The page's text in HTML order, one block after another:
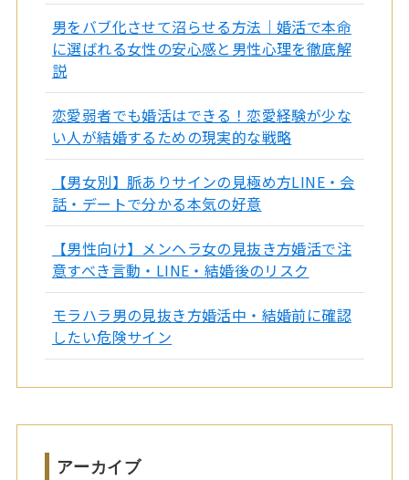
男をバブ化させて沼らせる方法｜婚活で本命
に選ばれる女性の安心感と男性心理を徹底解
説
恋愛弱者でも婚活はできる！恋愛経験が少な
い人が結婚するための現実的な戦略
【男女別】脈ありサインの見極め方LINE・会
話・デートで分かる本気の好意
【男性向け】メンヘラ女の見抜き方婚活で注
意すべき言動・LINE・結婚後のリスク
モラハラ男の見抜き方婚活中・結婚前に確認
したい危険サイン
アーカイブ